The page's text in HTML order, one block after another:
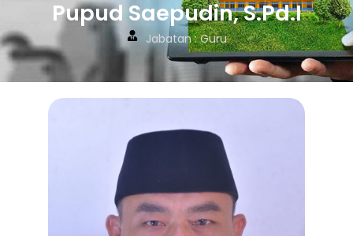
Pupud Saepudin, S.Pd.I
Jabatan : Guru